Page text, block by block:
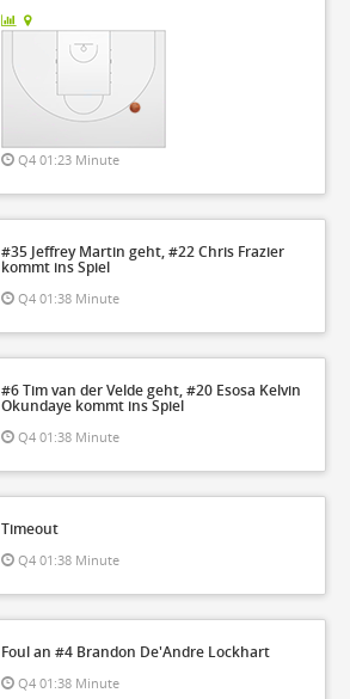
Q4 01:23 Minute
#35 Jeffrey Martin geht, #22 Chris Frazier
kommt ins Spiel
Q4 01:38 Minute
#6 Tim van der Velde geht, #20 Esosa Kelvin
Okundaye kommt ins Spiel
Q4 01:38 Minute
Timeout
Q4 01:38 Minute
Foul an #4 Brandon De'Andre Lockhart
Q4 01:38 Minute